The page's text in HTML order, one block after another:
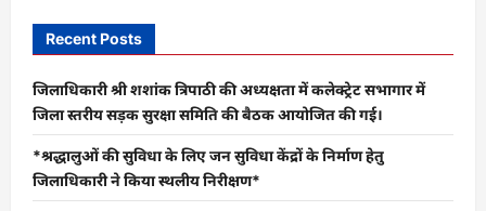
Recent Posts
जिलाधिकारी श्री शशांक त्रिपाठी की अध्यक्षता में कलेक्ट्रेट सभागार में
जिला स्तरीय सड़क सुरक्षा समिति की बैठक आयोजित की गई।
*श्रद्धालुओं की सुविधा के लिए जन सुविधा केंद्रों के निर्माण हेतु
जिलाधिकारी ने किया स्थलीय निरीक्षण*